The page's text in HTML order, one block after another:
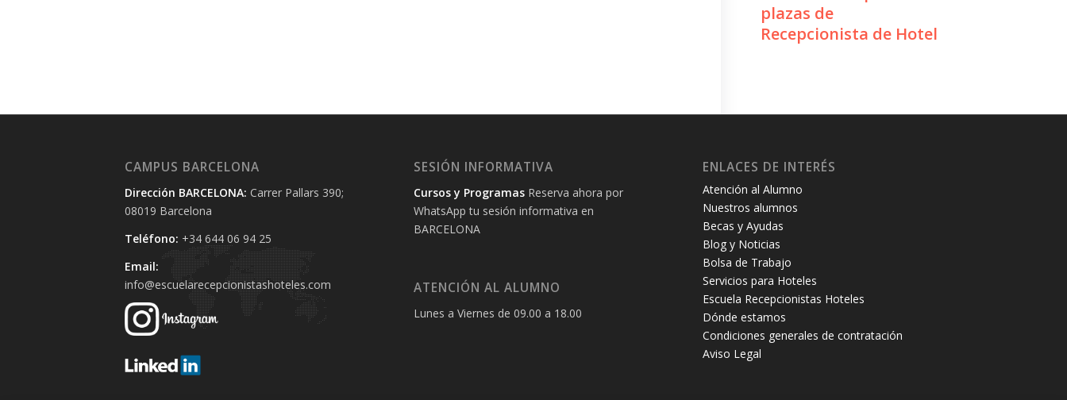
plazas de
Recepcionista de Hotel
CAMPUS BARCELONA
Dirección BARCELONA: Carrer Pallars 390;
08019 Barcelona
Teléfono: +34 644 06 94 25‬
Email:
info@escuelarecepcionistashoteles.com
SESIÓN INFORMATIVA
Cursos y ProgramasReserva ahora por
WhatsApp tu sesión informativa en
BARCELONA
ATENCIÓN AL ALUMNO
Lunes a Viernes de 09.00 a 18.00
ENLACES DE INTERÉS
Atención al Alumno
Nuestros alumnos
Becas y Ayudas
Blog y Noticias
Bolsa de Trabajo
Servicios para Hoteles
Escuela Recepcionistas Hoteles
Dónde estamos
Condiciones generales de contratación
Aviso Legal